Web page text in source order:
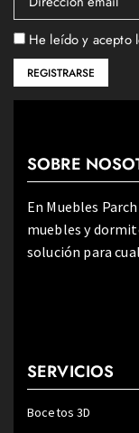
He leído y acepto
SOBRE
En Muebles
muebles y
solución para
SERVICIOS
Bocetos 3D